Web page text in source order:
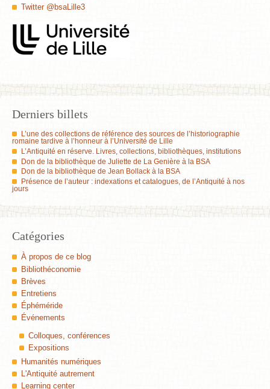
Twitter @bsaLille3
Derniers billets
L’une des collections de référence des sources de l’historiographie
romaine tardive à l’honneur à l’Université de Lille
L’Antiquité en réserve. Livres, collections, bibliothèques, institutions
Don de la bibliothèque de Juliette de La Genière à la BSA
Don de la bibliothèque de Jean Bollack à la BSA
Présence de l’auteur : indexations et catalogues, de l’Antiquité à nos
jours
Catégories
À propos de ce blog
Bibliothéconomie
Brèves
Entretiens
Éphéméride
Événements
Colloques, conférences
Expositions
Humanités numériques
L'Antiquité autrement
Learning center